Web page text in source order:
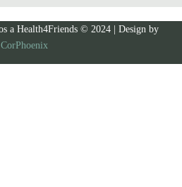
a Health4Friends © 2024 | Design by
CorPhoenix